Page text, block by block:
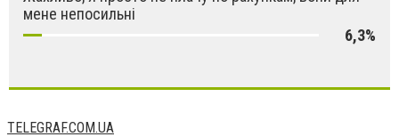
мене непосильні
6,3%
TELEGRAF.COM.UA